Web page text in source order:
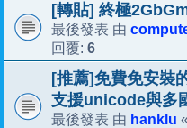
[轉貼] 終極
最後發表 由
回覆: 6
[推薦]免費免安裝
支援unicode與多
最後發表 由 hanklu «